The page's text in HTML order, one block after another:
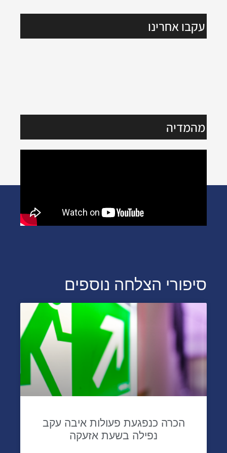
עקבו אחרינו
מהמדיה
סיפורי הצלחה נוספים
הכרה כנפגעת פעולות איבה עקב
נפילה בשעת אזעקה